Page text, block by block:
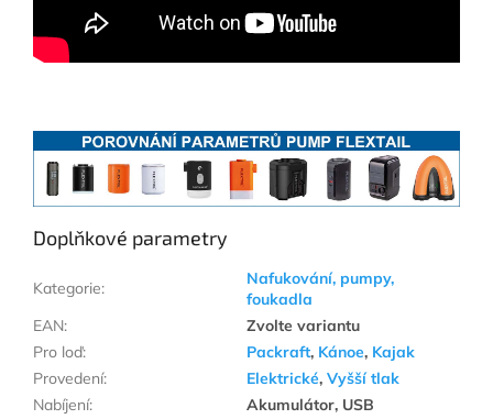
Doplňkové parametry
Kategorie:
Nafukování, pumpy,
foukadla
EAN:
Zvolte variantu
Pro loď: Packraft, Kánoe, Kajak
Provedení: Elektrické, Vyšší tlak
Nabíjení:
Akumulátor, USB